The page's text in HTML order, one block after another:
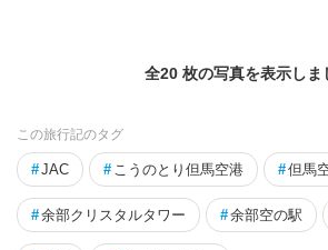
全20 枚の写真を表示しま
この旅行記のタグ
#JAC # こうのとり但馬空港 #但馬
#余部クリスタルタワー #余部空の駅